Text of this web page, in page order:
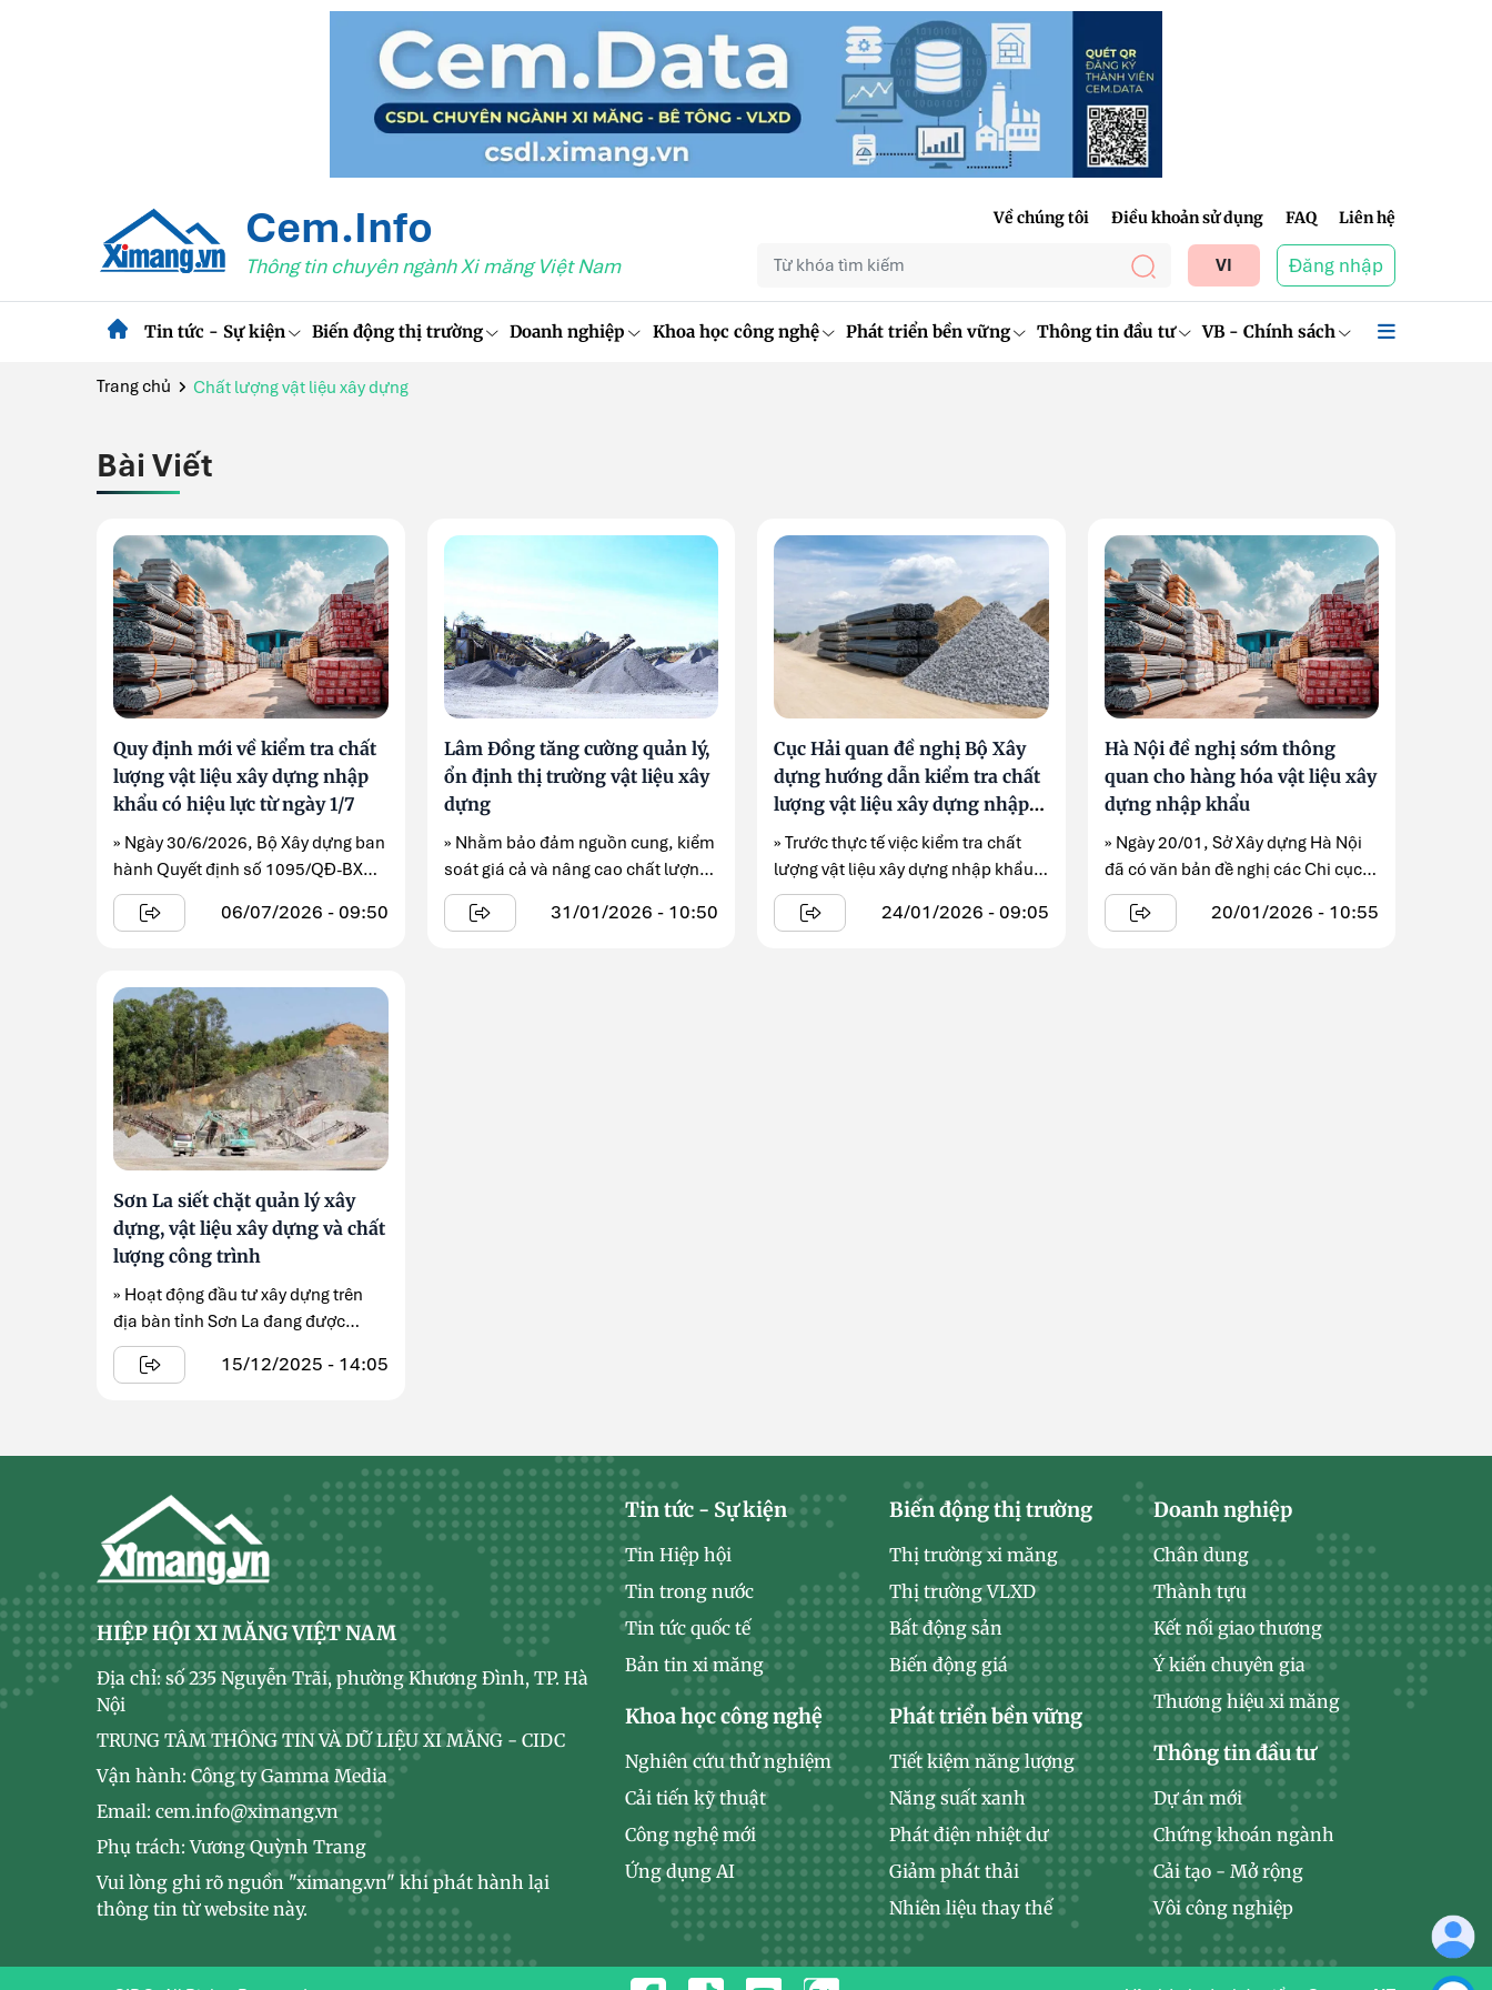
Cem.Info
Thông tin chuyên ngành Xi măng Việt Nam
Về chúng tôi Điều khoản sử dụng FAQ Liên hệ
VI Đăng nhập
Tin tức - Sự kiện Biến động thị trường Doanh nghiệp Khoa học công nghệ Phát triển bền vững Thông tin đầu tư VB - Chính sách
Trang chủ Chất lượng vật liệu xây dựng
Bài Viết
Quy định mới về kiểm tra chất
lượng vật liệu xây dựng nhập
khẩu có hiệu lực từ ngày 1/7
» Ngày 30/6/2026, Bộ Xây dựng ban
hành Quyết định số 1095/QĐ-BXD
công bố thủ tục ...
06/07/2026 - 09:50
Lâm Đồng tăng cường quản lý,
ổn định thị trường vật liệu xây
dựng
» Nhằm bảo đảm nguồn cung, kiểm
soát giá cả và nâng cao chất lượng
vật liệu ...
31/01/2026 - 10:50
Cục Hải quan đề nghị Bộ Xây
dựng hướng dẫn kiểm tra chất
lượng vật liệu xây dựng nhập
khẩu theo quy định mới
» Trước thực tế việc kiểm tra chất
lượng vật liệu xây dựng nhập khẩu
đang được triển khai không ...
24/01/2026 - 09:05
Hà Nội đề nghị sớm thông
quan cho hàng hóa vật liệu xây
dựng nhập khẩu
» Ngày 20/01, Sở Xây dựng Hà Nội
đã có văn bản đề nghị các Chi cục
...
20/01/2026 - 10:55
Sơn La siết chặt quản lý xây
dựng, vật liệu xây dựng và chất
lượng công trình
» Hoạt động đầu tư xây dựng trên
địa bàn tỉnh Sơn La đang được
quản lý chặt chẽ hơn ...
15/12/2025 - 14:05
HIỆP HỘI XI MĂNG VIỆT NAM
Địa chỉ: số 235 Nguyễn Trãi, phường Khương Đình, TP. Hà
Nội
TRUNG TÂM THÔNG TIN VÀ DỮ LIỆU XI MĂNG - CIDC
Vận hành: Công ty Gamma Media
Email: cem.info@ximang.vn
Phụ trách: Vương Quỳnh Trang
Vui lòng ghi rõ nguồn "ximang.vn" khi phát hành lại
thông tin từ website này.
Tin tức - Sự kiện
Tin Hiệp hội
Tin trong nước
Tin tức quốc tế
Bản tin xi măng
Khoa học công nghệ
Nghiên cứu thử nghiệm
Cải tiến kỹ thuật
Công nghệ mới
Ứng dụng AI
Biến động thị trường
Thị trường xi măng
Thị trường VLXD
Bất động sản
Biến động giá
Phát triển bền vững
Tiết kiệm năng lượng
Năng suất xanh
Phát điện nhiệt dư
Giảm phát thải
Nhiên liệu thay thế
Doanh nghiệp
Chân dung
Thành tựu
Kết nối giao thương
Ý kiến chuyên gia
Thương hiệu xi măng
Thông tin đầu tư
Dự án mới
Chứng khoán ngành
Cải tạo - Mở rộng
Vôi công nghiệp